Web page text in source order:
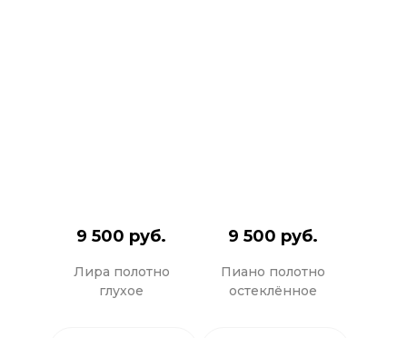
9 500 руб.
Лира полотно
глухое
9 500 руб.
Пиано полотно
остеклённое